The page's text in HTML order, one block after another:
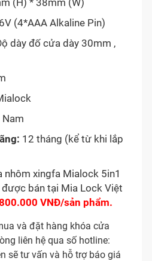
(H) * 38mm (W)
(4*AAA Alkaline Pin)
dày đố cửa dày 30mm ,
12 tháng (kể từ khi lắp
nhôm xingfa Mialock 5in1
bán tại Mia Lock Việt
VNĐ/sản phẩm.
và đặt hàng khóa cửa
liên hệ qua số hotline:
sẽ tư vấn và hỗ trợ báo giá